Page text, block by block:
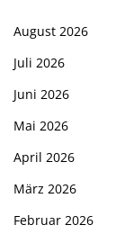
August 2026
Juli 2026
Juni 2026
Mai 2026
April 2026
März 2026
Februar 2026